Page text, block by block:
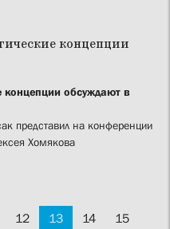
концепции обсуждают в
представил на конференции
Хомякова
12 13 14
15